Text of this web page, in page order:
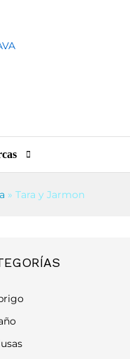
» Tara y Jarmon